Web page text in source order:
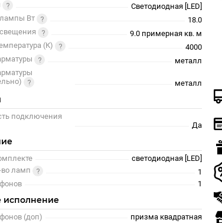
Светодиодная [LED]
Вт
18.0
9.0 примерная кв. м
(К)
4000
металл
металл
подключения
Да
светодиодная [LED]
ламп
1
1
исполнение
(доп)
призма квадратная